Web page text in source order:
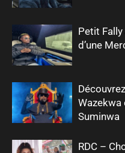
Petit
d’une
Wazekwa
Suminwa
RDC –